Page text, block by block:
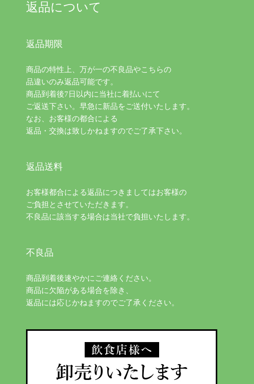
返品について
返品期限
商品の特性上、万が一の不良品やこちらの
品違いのみ返品可能です。
商品到着後7日以内に当社に着払いにて
ご返送下さい。早急に新品をご送付いたします。
なお、お客様の都合による
返品・交換は致しかねますのでご了承下さい。
返品送料
お客様都合による返品につきましてはお客様の
ご負担とさせていただきます。
不良品に該当する場合は当社で負担いたします。
不良品
商品到着後速やかにご連絡ください。
商品に欠陥がある場合を除き、
返品には応じかねますのでご了承ください。